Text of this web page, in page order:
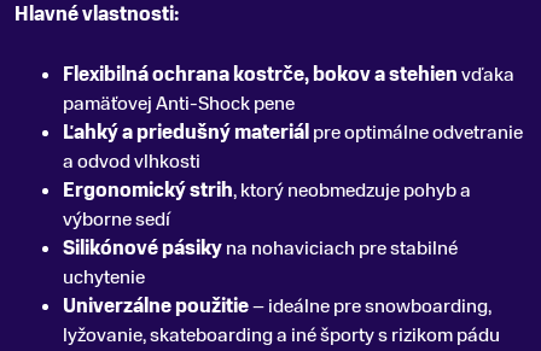
Hlavné vlastnosti:
Flexibilná ochrana kostrče, bokov a stehienvďaka
pamäťovej Anti-Shock pene
Ľahký a priedušný materiálpre optimálne odvetranie
a odvod vlhkosti
Ergonomický strih, ktorý neobmedzuje pohyb a
výborne sedí
Silikónové pásikyna nohaviciach pre stabilné
uchytenie
Univerzálne použitie– ideálne pre snowboarding,
lyžovanie, skateboarding a iné športy s rizikom pádu